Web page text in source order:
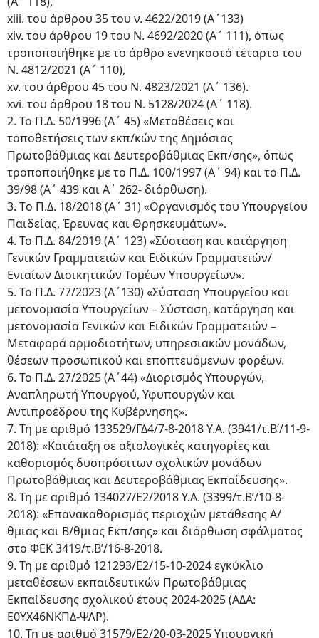
xiii. του άρθρου 35 του ν. 4622/2019 (Α΄133)
xiv. του άρθρου 19 του Ν. 4692/2020 (Α΄ 111), όπως
τροποποιήθηκε με το άρθρο ενενηκοστό τέταρτο του
Ν. 4812/2021 (Α΄ 110),
xv. του άρθρου 45 του Ν. 4823/2021 (Α΄ 136).
xvi. του άρθρου 18 του Ν. 5128/2024 (Α΄ 118).
2. Το Π.Δ. 50/1996 (Α΄ 45) «Μεταθέσεις και
τοποθετήσεις των εκπ/κών της Δημόσιας
Πρωτοβάθμιας και Δευτεροβάθμιας Εκπ/σης», όπως
τροποποιήθηκε με το Π.Δ. 100/1997 (Α΄ 94) και το Π.Δ.
39/98 (Α΄ 439 και Α΄ 262- διόρθωση).
3. Tο Π.Δ. 18/2018 (Α΄ 31) «Οργανισμός του Υπουργείου
Παιδείας, Έρευνας και Θρησκευμάτων».
4. Το Π.Δ. 84/2019 (Α΄ 123) «Σύσταση και κατάργηση
Γενικών Γραμματειών και Ειδικών Γραμματειών/
Ενιαίων Διοικητικών Τομέων Υπουργείων».
5. Το Π.Δ. 77/2023 (Α΄130) «Σύσταση Υπουργείου και
μετονομασία Υπουργείων – Σύσταση, κατάργηση και
μετονομασία Γενικών και Ειδικών Γραμματειών –
Μεταφορά αρμοδιοτήτων, υπηρεσιακών μονάδων,
θέσεων προσωπικού και εποπτευόμενων φορέων.
6. Το Π.Δ. 27/2025 (Α΄44) «Διορισμός Υπουργών,
Αναπληρωτή Υπουργού, Υφυπουργών και
Αντιπροέδρου της Κυβέρνησης».
7. Τη με αριθμό 133529/ΓΔ4/7-8-2018 Υ.Α. (3941/τ.Β’/11-9-
2018): «Κατάταξη σε αξιολογικές κατηγορίες και
καθορισμός δυσπρόσιτων σχολικών μονάδων
Πρωτοβάθμιας και Δευτεροβάθμιας Εκπαίδευσης».
8. Τη με αριθμό 134027/Ε2/2018 Υ.Α. (3399/τ.Β’/10-8-
2018): «Επανακαθορισμός περιοχών μετάθεσης Α/
θμιας και Β/θμιας Εκπ/σης» και διόρθωση σφάλματος
στο ΦΕΚ 3419/τ.Β’/16-8-2018.
9. Τη με αριθμό 121293/Ε2/15-10-2024 εγκύκλιο
μεταθέσεων εκπαιδευτικών Πρωτοβάθμιας
Εκπαίδευσης σχολικού έτους 2024-2025 (ΑΔΑ:
Ε0ΥΧ46ΝΚΠΔ-ΨΛΡ).
10. Τη με αριθμό 31579/Ε2/20-03-2025 Υπουργική